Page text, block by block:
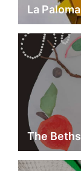
La
The